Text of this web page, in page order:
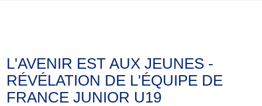
L'AVENIR EST AUX JEUNES -
RÉVÉLATION DE L'ÉQUIPE DE
FRANCE JUNIOR U19